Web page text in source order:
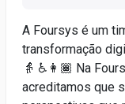
A Foursys é um
transformação
👵 ♿️👩🏾 Na
acreditamos que